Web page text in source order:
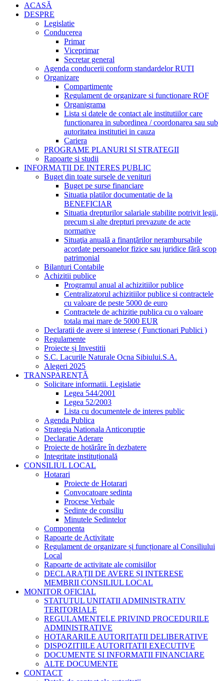
ACASĂ
DESPRE
Legislatie
Conducerea
Primar
Viceprimar
Secretar general
Agenda conducerii conform standardelor RUTI
Organizare
Compartimente
Regulament de organizare si functionare ROF
Organigrama
Lista si datele de contact ale institutiilor care
functionarea in subordinea / coordonarea sau sub
autoritatea institutiei in cauza
Cariera
PROGRAME PLANURI SI STRATEGII
Rapoarte si studii
INFORMAȚII DE INTERES PUBLIC
Buget din toate sursele de venituri
Buget pe surse financiare
Situatia platilor documentatie de la
BENEFICIAR
Situatia drepturilor salariale stabilite potrivit legii,
precum si alte drepturi prevazute de acte
normative
Situaţia anuală a finanţărilor nerambursabile
acordate persoanelor fizice sau juridice fără scop
patrimonial
Bilanturi Contabile
Achizitii publice
Programul anual al achizitiilor publice
Centralizatorul achizitiilor publice si contractele
cu valoare de peste 5000 de euro
Contractele de achizitie publica cu o valoare
totala mai mare de 5000 EUR
Declaratii de avere si interese ( Functionari Publici )
Regulamente
Proiecte și Investitii
S.C. Lacurile Naturale Ocna Sibiului.S.A.
Alegeri 2025
TRANSPARENȚĂ
Solicitare informatii. Legislatie
Legea 544/2001
Legea 52/2003
Lista cu documentele de interes public
Agenda Publica
Strategia Nationala Anticoruptie
Declaratie Aderare
Proiecte de hotărâre în dezbatere
Integritate instituțională
CONSILIUL LOCAL
Hotarari
Proiecte de Hotarari
Convocatoare sedinta
Procese Verbale
Sedinte de consiliu
Minutele Sedintelor
Componenta
Rapoarte de Activitate
Regulament de organizare și funcționare al Consiliului
Local
Rapoarte de activitate ale comisiilor
DECLARAȚII DE AVERE ȘI INTERESE
MEMBRII CONSILIUL LOCAL
MONITOR OFICIAL
STATUTUL UNITATII ADMINISTRATIV
TERITORIALE
REGULAMENTELE PRIVIND PROCEDURILE
ADMINISTRATIVE
HOTARARILE AUTORITATII DELIBERATIVE
DISPOZITIILE AUTORITATII EXECUTIVE
DOCUMENTE SI INFORMATII FINANCIARE
ALTE DOCUMENTE
CONTACT